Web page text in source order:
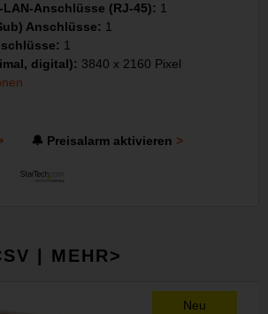
Anschlüsse (RJ-45): 1
Anschlüsse: 1
1
digital): 3840 x 2160 Pixel
🔔 Preisalarm aktivieren
| MEHR>
Neu